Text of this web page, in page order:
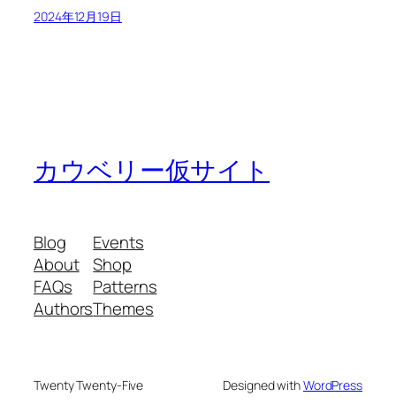
2024年12月19日
カウベリー仮サイト
Blog
About
FAQs
Authors
Events
Shop
Patterns
Themes
Twenty Twenty-Five Designed withWordPress